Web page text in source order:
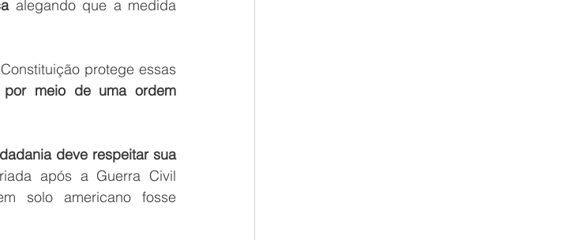
alegando que a medida
protege essas
meio de uma ordem
deve respeitar sua
após a Guerra Civil
solo americano fosse